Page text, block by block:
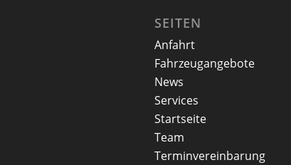
SEITEN
Anfahrt
Fahrzeugangebote
News
Services
Startseite
Team
Terminvereinbarung